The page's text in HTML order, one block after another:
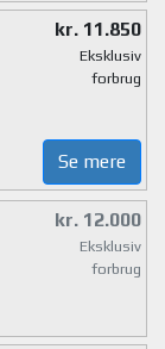
kr. 11.850
Eksklusiv
forbrug
Se mere
kr. 12.000
Eksklusiv
forbrug